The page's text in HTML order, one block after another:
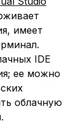
имеет
IDE
ее можно
облачную